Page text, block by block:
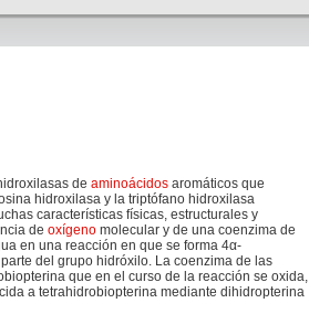
de aminoácidos aromáticos que
hidroxilasa y la triptófano hidroxilasa
características físicas, estructurales y
de oxígeno molecular y de una coenzima de
en una reacción en que se forma 4α-
del grupo hidróxilo. La coenzima de las
que en el curso de la reacción se oxida,
a tetrahidrobiopterina mediante dihidropterina